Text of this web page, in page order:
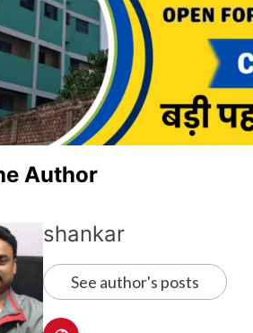
Author
shankar
See author's posts